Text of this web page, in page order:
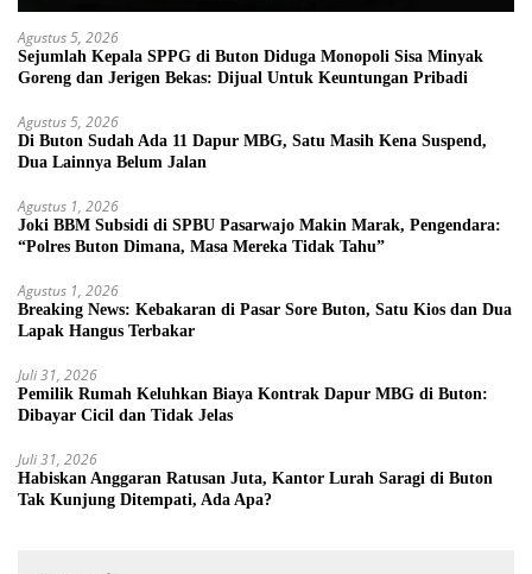
Agustus 5, 2026
Sejumlah Kepala SPPG di Buton Diduga Monopoli Sisa Minyak
Goreng dan Jerigen Bekas: Dijual Untuk Keuntungan Pribadi
Agustus 5, 2026
Di Buton Sudah Ada 11 Dapur MBG, Satu Masih Kena Suspend,
Dua Lainnya Belum Jalan
Agustus 1, 2026
Joki BBM Subsidi di SPBU Pasarwajo Makin Marak, Pengendara:
“Polres Buton Dimana, Masa Mereka Tidak Tahu”
Agustus 1, 2026
Breaking News: Kebakaran di Pasar Sore Buton, Satu Kios dan Dua
Lapak Hangus Terbakar
Juli 31, 2026
Pemilik Rumah Keluhkan Biaya Kontrak Dapur MBG di Buton:
Dibayar Cicil dan Tidak Jelas
Juli 31, 2026
Habiskan Anggaran Ratusan Juta, Kantor Lurah Saragi di Buton
Tak Kunjung Ditempati, Ada Apa?